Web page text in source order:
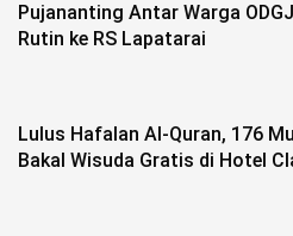
Pujananting Antar Warga
Rutin ke RS Lapatarai
Lulus Hafalan Al-Quran, 176
Bakal Wisuda Gratis di Hotel